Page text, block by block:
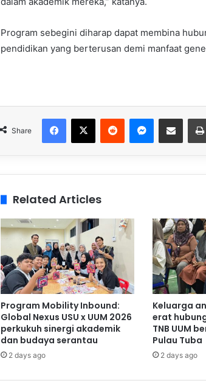
Program sebegini diharap dapat membina
pendidikan yang berterusan demi manfaat
Share
Related Articles
Program Mobility Inbound:
Global Nexus USU x UUM 2026
perkukuh sinergi akademik
dan budaya serantau
2 days ago
Keluarga
erat
TNB UUM
Pulau Tuba
2 days ago